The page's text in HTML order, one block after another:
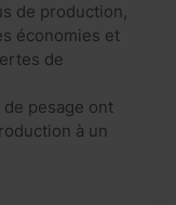
de production,
économies et
de
pesage ont
à un